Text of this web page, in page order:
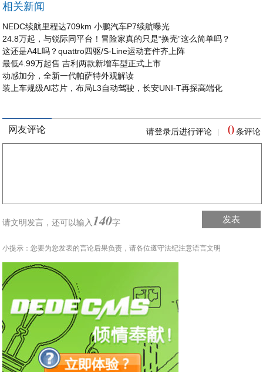
相关新闻
NEDC续航里程达709km 小鹏汽车P7续航曝光
24.8万起，与锐际同平台！冒险家真的只是“换壳”这么简单吗？
这还是A4L吗？quattro四驱/S-Line运动套件齐上阵
最低4.99万起售 吉利两款新增车型正式上市
动感加分，全新一代帕萨特外观解读
装上车规级AI芯片，布局L3自动驾驶，长安UNI-T再探高端化
网友评论 请登录后进行评论 0 条评论
请文明发言，还可以输入 140字 发表
小提示：您要为您发表的言论后果负责，请各位遵守法纪注意语言文明